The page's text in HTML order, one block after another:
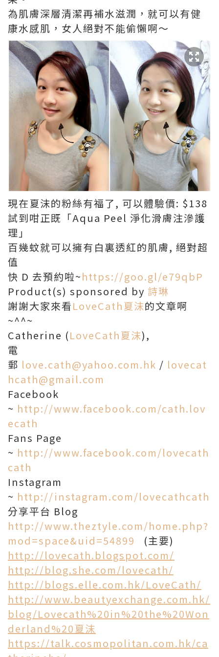
為肌膚深層清潔再補水滋潤，就可以有健
康水感肌，女人絕對不能偷懶啊～
現在夏沫的粉絲有福了, 可以體驗價: $138
試到咁正既「Aqua Peel 淨化滑膚注滲護
理」
百幾蚊就可以擁有白裏透紅的肌膚, 絕對超
值
快 D 去預約啦~https://goo.gl/e79qbP
Product(s) sponsored by 詩琳
謝謝大家來看LoveCath夏沫的文章啊
~^^~
Catherine (LoveCath夏沫),
電
郵 love.cath@yahoo.com.hk / lovecat
hcath@gmail.com
Facebook
~ http://www.facebook.com/cath.lov
ecath
Fans Page
~ http://www.facebook.com/lovecath
cath
Instagram
~ http://instagram.com/lovecathcath
分享平台 Blog
http://www.theztyle.com/home.php?
mod=space&uid=54899
(主要)
http://lovecath.blogspot.com/
http://blog.she.com/lovecath/
http://blogs.elle.com.hk/LoveCath/
http://www.beautyexchange.com.hk/
blog/Lovecath%20in%20the%20Won
derland%20夏沫
https://talk.cosmopolitan.com.hk/ca